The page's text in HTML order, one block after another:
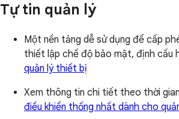
Tự tin quản lý
Một nền tảng dễ sử dụng để cấp
thiết lập chế độ bảo mật, định cấu
quản lý thiết bị
Xem thông tin chi tiết theo thời
điều khiển thống nhất dành cho